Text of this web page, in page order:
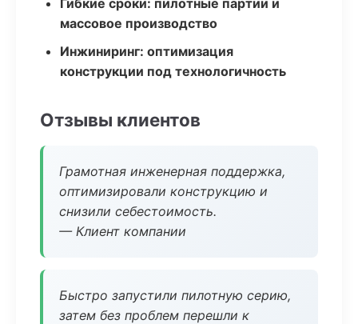
Гибкие сроки: пилотные партии и
массовое производство
Инжиниринг: оптимизация
конструкции под технологичность
Отзывы клиентов
Грамотная инженерная поддержка,
оптимизировали конструкцию и
снизили себестоимость.
— Клиент компании
Быстро запустили пилотную серию,
затем без проблем перешли к